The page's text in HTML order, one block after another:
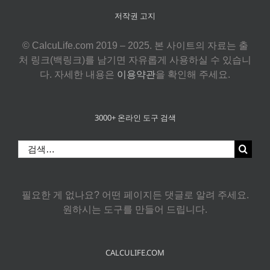
저작권 고지
© CalcuLife.com 2019 – 2025. 본 사이트의 자료는 출
처 링크(백링크)를 남기면 자유롭게 사용하실 수 있습니
다. 자세한 내용은 이용약관을 확인해 주세요.
3000+ 온라인 도구 검색
색:
필요한 게 없나요? 어떤 페이지든 댓글로 알려 주세요.
원하시는 도구를 만들어 드립니다.
CALCULIFE.COM